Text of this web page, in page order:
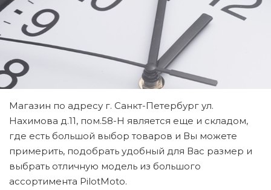
Магазин по адресу г. Санкт-Петербург ул.
Нахимова д.11, пом.58-Н является еще и складом,
где есть большой выбор товаров и Вы можете
примерить, подобрать удобный для Вас размер и
выбрать отличную модель из большого
ассортимента PilotMoto.